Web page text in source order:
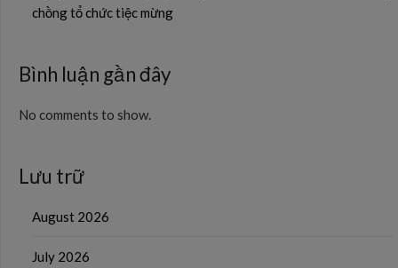
chồng tổ chức tiệc mừng
Bình luận gần đây
No comments to show.
Lưu trữ
August 2026
July 2026